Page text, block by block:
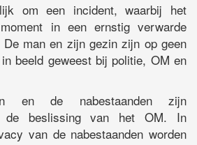
om een incident, waarbij het
in een ernstig verwarde
man en zijn gezin zijn op geen
beeld geweest bij politie, OM en
en de nabestaanden zijn
de beslissing van het OM. In
van de nabestaanden worden